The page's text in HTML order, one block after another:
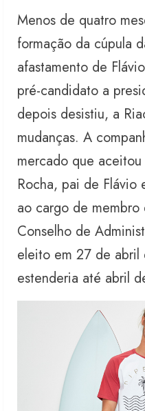
Menos de quatro
formação da cúpula
afastamento de
pré-candidato a
depois desistiu, a
mudanças. A
mercado que
Rocha, pai de Flávio
ao cargo de
Conselho de
eleito em 27 de abril
estenderia até abril